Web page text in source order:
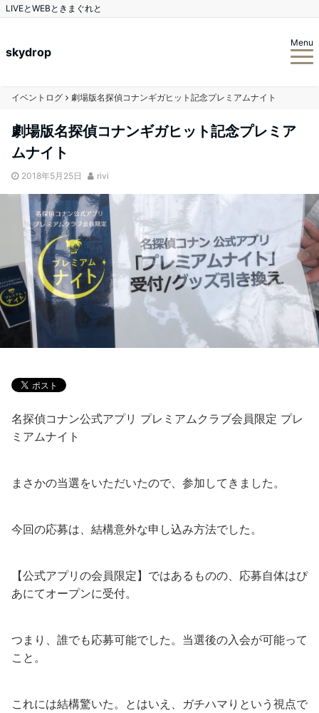
LIVEとWEBときまぐれと
skydrop
Menu
イベントログ 劇場版名探偵コナンギガヒット記念プレミアムナイト
劇場版名探偵コナンギガヒット記念プレミア
ムナイト
2018年5月25日 rivi
名探偵コナン公式アプリ プレミアムクラブ会員限定 プレ
ミアムナイト
まさかの当選をいただいたので、参加してきました。
今回の応募は、結構意外な申し込み方法でした。
【公式アプリの会員限定】ではあるものの、応募自体はぴ
あにてオープンに受付。
つまり、誰でも応募可能でした。当選後の入会が可能って
こと。
これには結構驚いた。とはいえ、ガチハマりという視点で